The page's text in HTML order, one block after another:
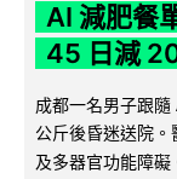
AI 減肥餐
45 日減
成都一名男子跟
公斤後昏迷送院
及多器官功能障礙